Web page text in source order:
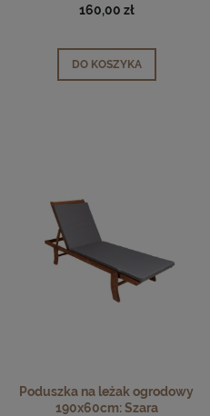
160,00 zł
DO KOSZYKA
Poduszka na leżak ogrodowy
190x60cm: Szara